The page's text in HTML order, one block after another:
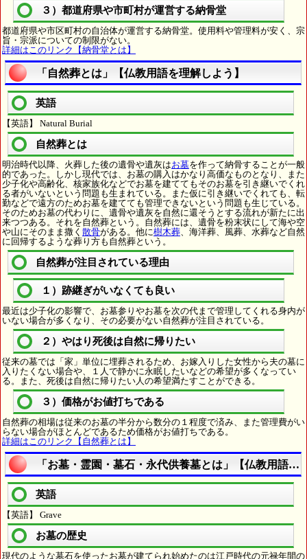
３）都道府県や市町村が運営する納骨堂
都道府県や市区町村の自治体が運営する納骨堂。使用料や管理料が安く、宗
旨・宗派についての制限がない。
詳細はこのリンク【納骨堂とは】
「自然葬とは」【仏教用語を理解しよう】
英語
【英語】 Natural Burial
自然葬とは
明治時代以降、火葬した後の遺骨や遺灰はお墓を作って納骨することが一般
的であった。しかし現代では、お墓の購入はかなり高価なものとなり、また
少子化や高齢化、核家族化などでお墓を建ててもそのお墓を引き継いでくれ
る者がいないという問題も生まれている。また仮に引き継いでくれても、転
勤などで遠方のためお墓を建てても管理できないという問題も生じている。
そのためお墓の代わりに、遺骨や遺灰を自然に還そうとする流れが新たに出
来つつある。それを自然葬という。自然葬には、遺骨を粉末状にして海や空
や山にそのまま撒く 散骨がある。他に樹木葬、海洋葬、風葬、水葬など自然
に回帰するような葬り方も自然葬という。
自然葬が注目されている理由
１）跡継ぎがいなくても良い
最近は少子化の影響で、お墓参りやお墓を次の代まで管理してくれる身内が
いない場合が多くなり、その必要がない自然葬が注目されている。
２）やはり死後は自然に帰りたい
従来の墓では「家」単位に埋葬されるため、お嫁入りした女性から夫の墓に
入りたくない場合や、１人で静かに永眠したいなどの希望が多くなってい
る。また、死後は自然に帰りたい人の希望満たすことができる。
３）価格がお値打ちである
自然葬の相場は従来のお墓の半分から数分の１程度で済み、また管理費がい
らない場合がほとんどであるため価格がお値打ちである。
詳細はこのリンク【自然葬とは】
「お墓・霊園・墓石・永代供養墓とは」【仏教用語を
英語
【英語】 Grave
お墓の歴史
現代のような墓石を使ったお墓が建てられ始めたのは江戸時代の元禄年間の